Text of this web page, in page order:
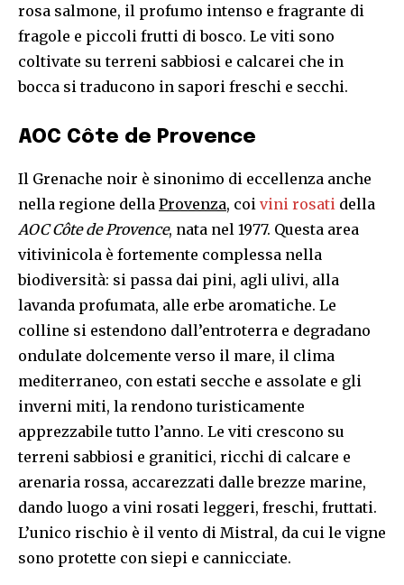
rosa salmone, il profumo intenso e fragrante di
fragole e piccoli frutti di bosco. Le viti sono
coltivate su terreni sabbiosi e calcarei che in
bocca si traducono in sapori freschi e secchi.
AOC Côte de Provence
Il Grenache noir è sinonimo di eccellenza anche
nella regione della Provenza, coi vini rosati della
AOC Côte de Provence, nata nel 1977. Questa area
vitivinicola è fortemente complessa nella
biodiversità: si passa dai pini, agli ulivi, alla
lavanda profumata, alle erbe aromatiche. Le
colline si estendono dall’entroterra e degradano
ondulate dolcemente verso il mare, il clima
mediterraneo, con estati secche e assolate e gli
inverni miti, la rendono turisticamente
apprezzabile tutto l’anno. Le viti crescono su
terreni sabbiosi e granitici, ricchi di calcare e
arenaria rossa, accarezzati dalle brezze marine,
dando luogo a vini rosati leggeri, freschi, fruttati.
L’unico rischio è il vento di Mistral, da cui le vigne
sono protette con siepi e cannicciate.